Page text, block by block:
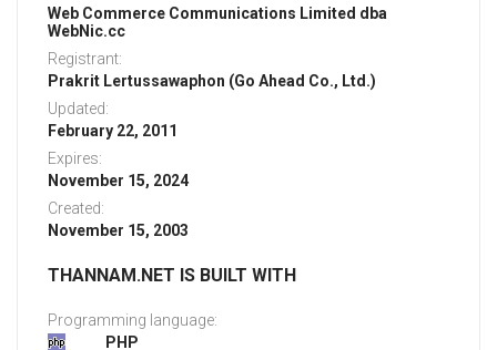
Web Commerce Communications Limited dba
WebNic.cc
Registrant:
Prakrit Lertussawaphon (Go Ahead Co., Ltd.)
Updated:
February 22, 2011
Expires:
November 15, 2024
Created:
November 15, 2003
THANNAM.NET IS BUILT WITH
Programming language:
PHP